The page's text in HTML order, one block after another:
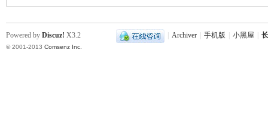
Archiver 手机版 小黑屋
Powered by Discuz! X3.2
© 2001-2013 Comsenz Inc.